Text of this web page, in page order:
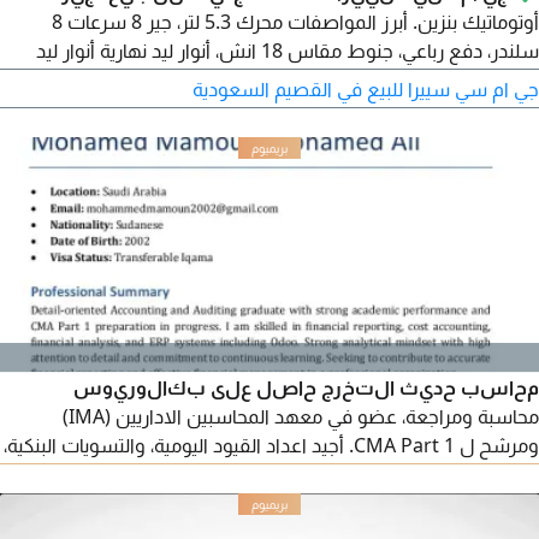
أوتوماتيك بنزين. أبرز المواصفات محرك 5.3 لتر، جير 8 سرعات 8
سلندر، دفع رباعي، جنوط مقاس 18 انش، أنوار ليد نهارية أنوار ليد
عالي واطي، اضاءة ليد على المرايا، أنوار ليد خلفية حساسات أمامية،
حساسات خلفية، هوك خلفي، دخول ذكي تشغيل ذكي، تشغيل عن
جي ام سي سييرا للبيع في القصيم السعودية
محاسب حديث التخرج حاصل على بكالوريوس
محاسبة ومراجعة، عضو في معهد المحاسبين الاداريين (IMA)
ومرشح ل CMA Part 1. أجيد اعداد القيود اليومية، والتسويات البنكية،
الانحرافات، ومعايير IFRS، مع اجادة Excel والتعامل مع أنظمة ERP.